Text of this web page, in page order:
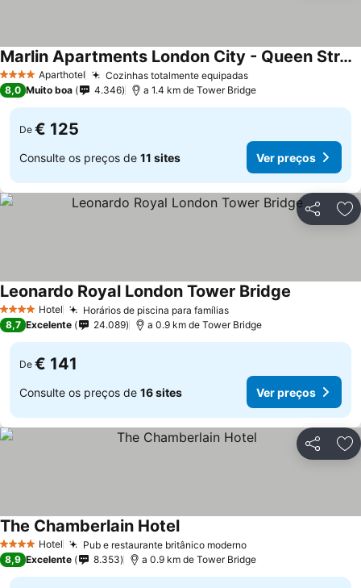
4 EstrelasAparthotel Cozinhas totalmente equipadasVer preços
Marlin Apartments London City - Queen Street
Ver preços
8,0 Muito boa 4.346 a 1.4 km de Tower Bridge
De € 125
Consulte os preços de 11 sites Ver preços
Partilhar
4 EstrelasHotel Horários de piscina para famíliasVer preços
Leonardo Royal London Tower Bridge
8,7 Excelente 24.089 a 0.9 km de Tower Bridge
De € 141
Consulte os preços de 16 sites Ver preços
Partilhar
4 EstrelasHotel Pub e restaurante britânico modernoVer preços
The Chamberlain HotelVer preços
8,9 Excelente 8.353 a 0.9 km de Tower Bridge